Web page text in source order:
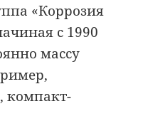
«Коррозия
с 1990
массу
компакт-